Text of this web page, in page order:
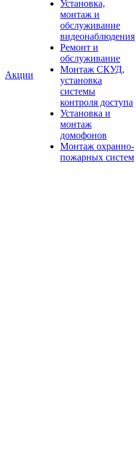
Акции
Установка,
монтаж и
обслуживание
видеонаблюдения
Ремонт и
обслуживание
Монтаж СКУД,
установка
системы
контроля доступа
Установка и
монтаж
домофонов
Монтаж охранно-
пожарных систем